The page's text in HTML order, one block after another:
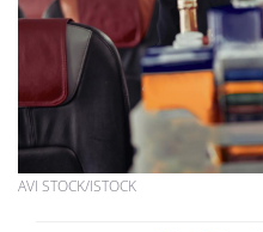
AVI STOCK/ISTOCK